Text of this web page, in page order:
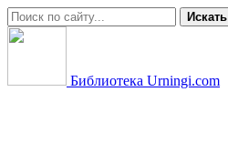
Искать
Библиотека Urningi.com